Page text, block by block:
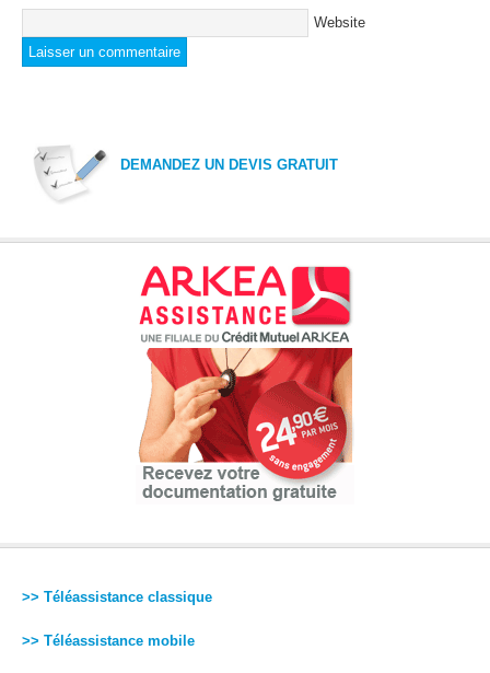
Website
DEMANDEZ UN DEVIS GRATUIT
>> Téléassistance classique
>> Téléassistance mobile